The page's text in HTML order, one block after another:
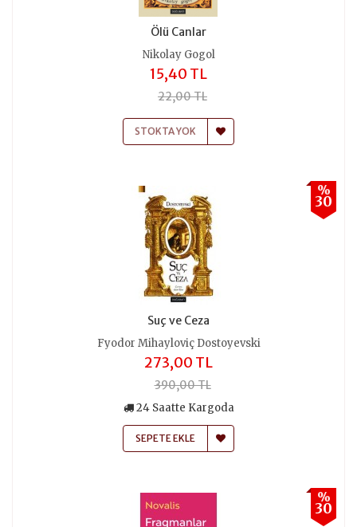
Ölü Canlar
Nikolay Gogol
15,40 TL
22,00 TL
STOKTA YOK
%
30
Suç ve Ceza
Fyodor Mihayloviç Dostoyevski
273,00 TL
390,00 TL
24 Saatte Kargoda
SEPETE EKLE
%
30